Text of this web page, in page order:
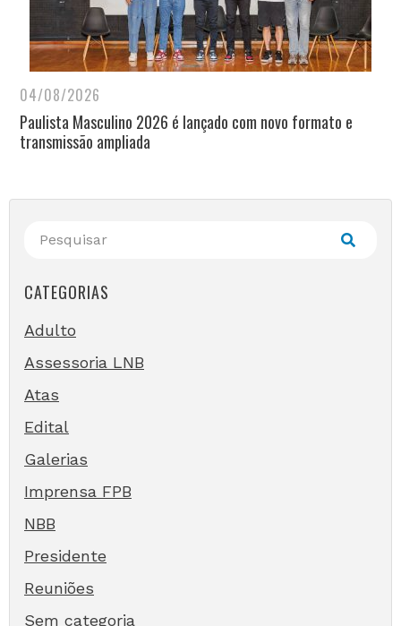
04/08/2026
Paulista Masculino 2026 é lançado com novo formato e
transmissão ampliada
CATEGORIAS
Adulto
Assessoria LNB
Atas
Edital
Galerias
Imprensa FPB
NBB
Presidente
Reuniões
Sem categoria